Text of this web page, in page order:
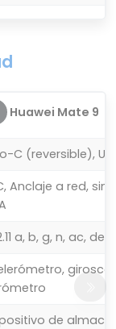
Huawei Mate 9
C (reversible),
Anclaje a red,
a, b, g, n, ac,
de